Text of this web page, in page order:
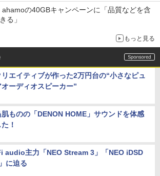
ahamoの40GBキャンペーンに「品質などを含
る」
もっと見る
リエイティブが作った2万円台の“小さなピュ
オーディオスピーカー”
肌ものの「DENON HOME」サウンドを体感
た！
audio主力「NEO Stream 3」「NEO iDSD
に迫る